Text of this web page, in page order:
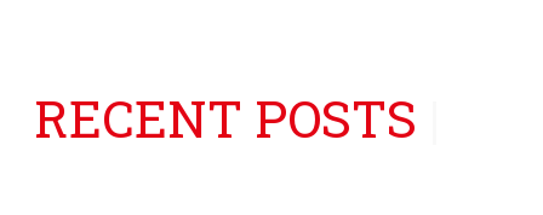
RECENT POSTS